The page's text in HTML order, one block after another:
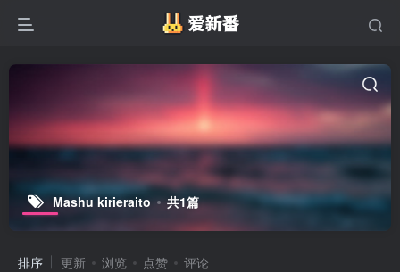
Mashu kirieraito 共1篇
排序 更新 浏览 点赞 评论